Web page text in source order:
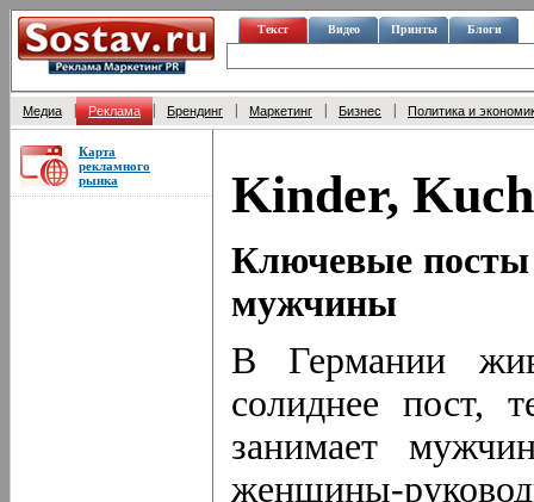
Текст Видео Принты Блоги
Медиа Реклама Брендинг Маркетинг Бизнес Политика и
Карта
рекламного
рынка
Kinder,
Ключевые посты
мужчины
В Германии
солиднее пост,
занимает
женщины-